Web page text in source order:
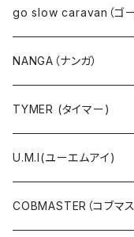
EMU（エミュー）
Ｔシャツ・シャツ（長袖）
Ｔシャツ・シャツ（5・7分袖
Ｔシャツ・シャツ（半袖）
タンクトップ
go slow caravan（ゴー
NANGA（ナンガ）
TYMER (タイマー)
U.M.I(ユーエムアイ)
COBMASTER（コブマス